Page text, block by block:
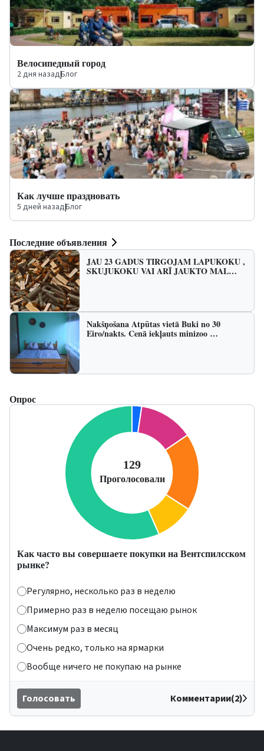
Велосипедный город
2 дня назад|Блог
Как лучше праздновать
5 дней назад|Блог
Последние объявления
JAU 23 GADUS TIRGOJAM LAPUKOKU ,
SKUJUKOKU VAI ARĪ JAUKTO MAL…
Nakšņošana Atpūtas vietā Buki no 30
Eiro/nakts. Cenā iekļauts minizoo …
Опрос
Как часто вы совершаете покупки на Вентспилсском
рынке?
Регулярно, несколько раз в неделю
Примерно раз в неделю посещаю рынок
Максимум раз в месяц
Очень редко, только на ярмарки
Вообще ничего не покупаю на рынке
Голосовать Комментарии(2)